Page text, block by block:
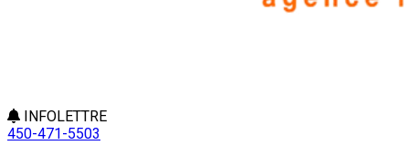
INFOLETTRE
450-471-5503